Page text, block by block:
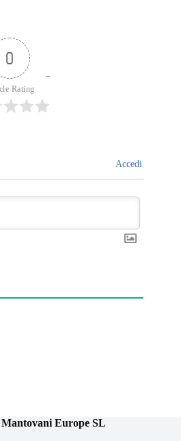
0
Rating
Accedi
Mantovani Europe SL